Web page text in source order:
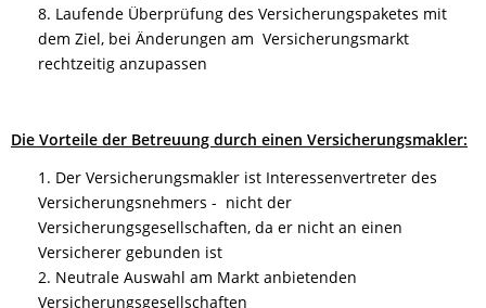
8. Laufende Überprüfung des Versicherungspaketes mit
dem Ziel, bei Änderungen am Versicherungsmarkt
rechtzeitig anzupassen
Die Vorteile der Betreuung durch einen Versicherungsmakler:
1. Der Versicherungsmakler ist Interessenvertreter des
Versicherungsnehmers - nicht der
Versicherungsgesellschaften, da er nicht an einen
Versicherer gebunden ist
2. Neutrale Auswahl am Markt anbietenden
Versicherungsgesellschaften